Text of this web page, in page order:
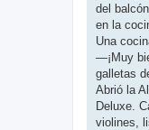
del
en la
Una
—¡Muy
galletas
Abrió la
Deluxe.
violines,